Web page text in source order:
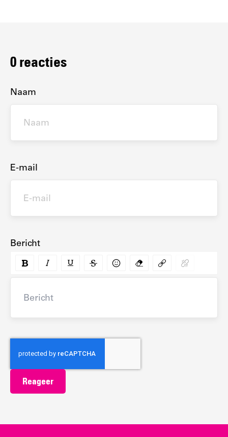
0 reacties
Naam
E-mail
Bericht
Bericht
Reageer